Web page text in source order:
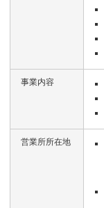
事業内容
営業所所在地